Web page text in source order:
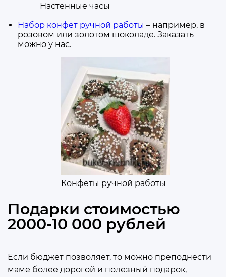
Настенные часы
Набор конфет ручной работы – например, в
розовом или золотом шоколаде. Заказать
можно у нас.
Конфеты ручной работы
Подарки стоимостью
2000-10 000 рублей
Если бюджет позволяет, то можно преподнести
маме более дорогой и полезный подарок,